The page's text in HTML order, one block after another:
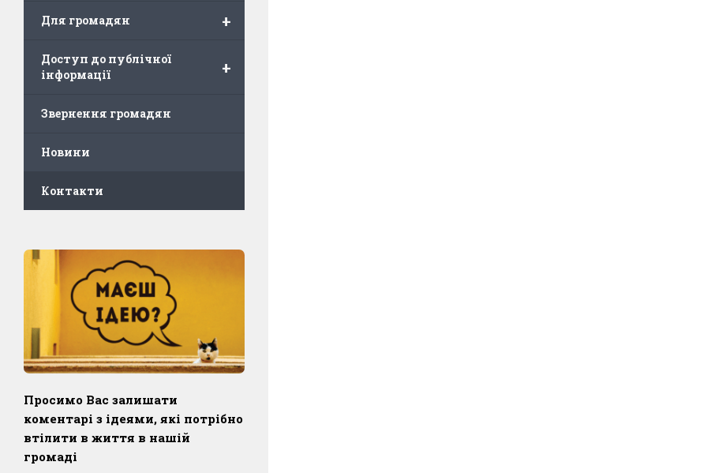
+
Для громадян
+
Доступ до публічної
інформації
Звернення громадян
Новини
Контакти
Просимо Вас залишати
коментарі з ідеями, які потрібно
втілити в життя в нашій
громаді